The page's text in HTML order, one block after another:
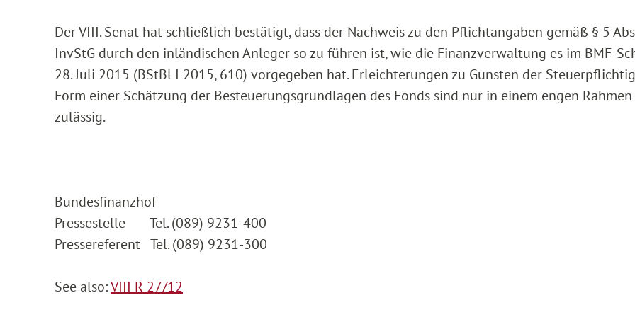
Der VIII. Senat hat schließlich bestätigt, dass der Nachweis zu den Pflichtangaben gemäß § 5
InvStG durch den inländischen Anleger so zu führen ist, wie die Finanzverwaltung es im BMF-
28. Juli 2015 (BStBl I 2015, 610) vorgegeben hat. Erleichterungen zu Gunsten der
Form einer Schätzung der Besteuerungsgrundlagen des Fonds sind nur in einem engen Rahmen
zulässig.
Bundesfinanzhof
Pressestelle Tel. (089) 9231-400
Pressereferent Tel. (089) 9231-300
See also:VIII R 27/12